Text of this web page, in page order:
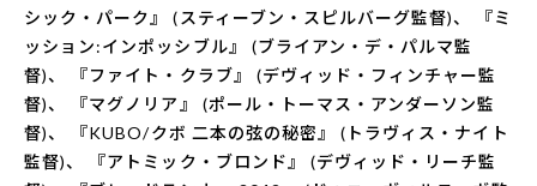
シック・パーク』 (スティーブン・スピルバーグ監督)、 『ミ
ッション:インポッシブル』 (ブライアン・デ・パルマ監
督)、 『ファイト・クラブ』 (デヴィッド・フィンチャー監
督)、 『マグノリア』 (ポール・トーマス・アンダーソン監
督)、 『KUBO/クボ 二本の弦の秘密』 (トラヴィス・ナイト
監督)、 『アトミック・ブロンド』 (デヴィッド・リーチ監